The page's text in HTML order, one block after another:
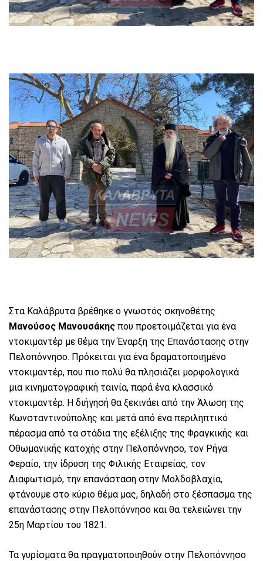
Στα Καλάβρυτα βρέθηκε ο γνωστός σκηνοθέτης
Μανούσος Μανουσάκης που προετοιμάζεται για ένα
ντοκιμαντέρ με θέμα την Έναρξη της Επανάστασης στην
Πελοπόννησο. Πρόκειται για ένα δραματοποιημένο
ντοκιμαντέρ, που πιο πολύ θα πλησιάζει μορφολογικά
μια κινηματογραφική ταινία, παρά ένα κλασσικό
ντοκιμαντέρ. Η διήγησή θα ξεκινάει από την Άλωση της
Κωνσταντινούπολης και μετά από ένα περιληπτικό
πέρασμα από τα στάδια της εξέλιξης της Φραγκικής και
Οθωμανικής κατοχής στην Πελοπόννησο, τον Ρήγα
Φεραίο, την ίδρυση της Φιλικής Εταιρείας, τον
Διαφωτισμό, την επανάσταση στην Μολδοβλαχία,
φτάνουμε στο κύριο θέμα μας, δηλαδή στο ξέσπασμα της
επανάστασης στην Πελοπόννησο και θα τελειώνει την
25η Μαρτίου του 1821.
Τα γυρίσματα θα πραγματοποιηθούν στην Πελοπόννησο